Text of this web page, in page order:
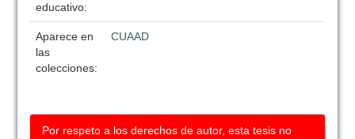
educativo:
Aparece en
las
colecciones:
CUAAD
Por respeto a los derechos de autor, esta tesis no